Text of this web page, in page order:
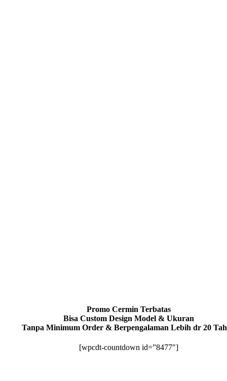
Promo Cermin Terbatas
Bisa Custom Design Model & Ukuran
Tanpa Minimum Order & Berpengalaman Lebih dr 20
[wpcdt-countdown id=”8477″]